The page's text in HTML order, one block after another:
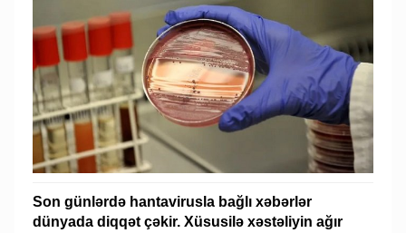
Son günlərdə hantavirusla bağlı xəbərlər
dünyada diqqət çəkir. Xüsusilə xəstəliyin ağır